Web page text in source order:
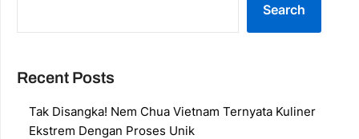
Search
Recent Posts
Tak Disangka! Nem Chua Vietnam Ternyata Kuliner
Ekstrem Dengan Proses Unik